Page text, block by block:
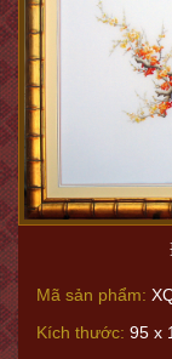
Mã sản phẩm:
Kích thước: 95 x